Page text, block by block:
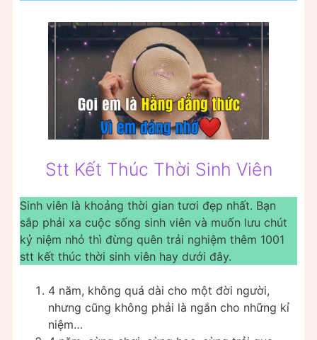
Stt Kết Thúc Thời Sinh Viên
Sinh viên là khoảng thời gian tươi đẹp nhất. Bạn
sắp phải xa cuộc sống sinh viên và muốn lưu chút
kỷ niệm nhỏ thì đừng quên trải nghiệm thêm 1001
stt kết thúc thời sinh viên hay dưới đây.
4 năm, không quá dài cho một đời người,
nhưng cũng không phải là ngắn cho những kỉ
niệm…